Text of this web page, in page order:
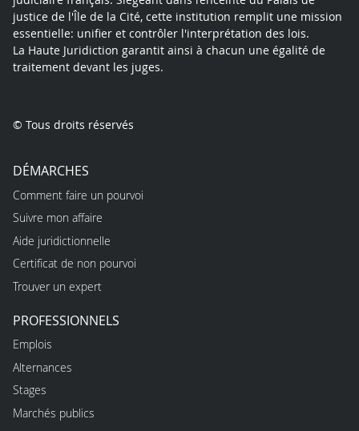
justice de l'Île de la Cité, cette institution remplit une mission
essentielle: unifier et contrôler l'interprétation des lois.
La Haute Juridiction garantit ainsi à chacun une égalité de
traitement devant les juges.
© Tous droits réservés
DÉMARCHES
Comment faire un pourvoi
Suivre mon affaire
Aide juridictionnelle
Certificat de non pourvoi
Trouver un expert
PROFESSIONNELS
Emplois
Alternances
Stages
Marchés publics